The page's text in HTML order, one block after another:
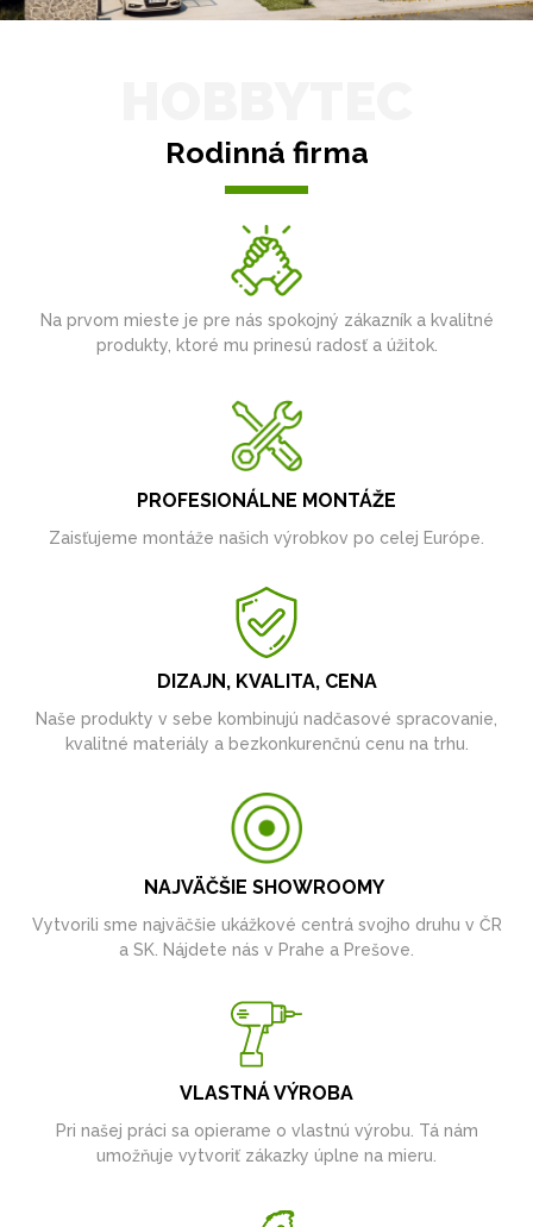
Rodinná firma
Na prvom mieste je pre nás spokojný zákazník a kvalitné
produkty, ktoré mu prinesú radosť a úžitok.
PROFESIONÁLNE MONTÁŽE
Zaisťujeme montáže našich výrobkov po celej Európe.
DIZAJN, KVALITA, CENA
Naše produkty v sebe kombinujú nadčasové spracovanie,
kvalitné materiály a bezkonkurenčnú cenu na trhu.
NAJVÄČŠIE SHOWROOMY
Vytvorili sme najväčšie ukážkové centrá svojho druhu v ČR
a SK. Nájdete nás v Prahe a Prešove.
VLASTNÁ VÝROBA
Pri našej práci sa opierame o vlastnú výrobu. Tá nám
umožňuje vytvoriť zákazky úplne na mieru.